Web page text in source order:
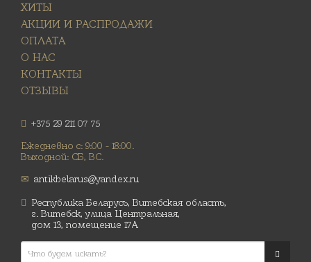
ХИТЫ
АКЦИИ И РАСПРОДАЖИ
ОПЛАТА
О НАС
КОНТАКТЫ
ОТЗЫВЫ
+375 29 211 07 75
Ежедневно с: 9:00 - 18:00.
Выходной: СБ, ВС.
antikbelarus@yandex.ru
Республика Беларусь, Витебская область,
г. Витебск, улица Центральная,
дом 13, помещение 17А